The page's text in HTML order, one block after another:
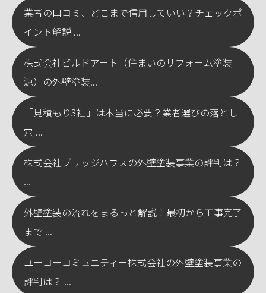
業者の口コミ、どこまで信用していい？チェックポ
イント解説 ...
株式会社ビルドアート（住まいのリフォーム塗装
源）の外壁塗装...
「見積もり3社」は本当に必要？業者選びの落とし
穴 ...
株式会社ブリッジハウスの外壁塗装事業の評判は？
...
外壁塗装の流れをまるっと解説！最初から工事完了
まで ...
ユーコーコミュニティー株式会社の外壁塗装事業の
評判は？ ...